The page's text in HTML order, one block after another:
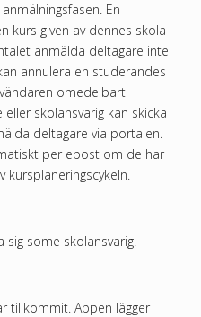
En
kurs given av dennes skola
anmälda deltagare inte
annulera en studerandes
omedelbart
skolansvarig kan skicka
deltagare via portalen.
per epost om de har
some skolansvarig.
tillkommit. Appen lägger